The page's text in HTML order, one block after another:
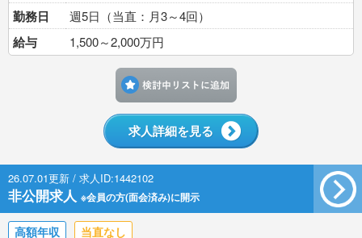
勤務日 週5日（当直：月3～4回）
給与 1,500～2,000万円
求人詳細を見る
26.07.01更新 / 求人ID:1442102
非公開求人 ※会員の方(面会済み)に開示
高額年収 当直なし